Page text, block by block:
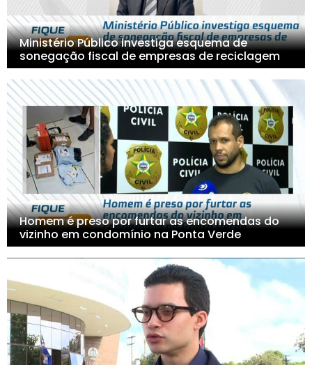
Ministério Público investiga esquema de
sonegação fiscal de empresas de reciclagem
Homem é preso por furtar as encomendas do
vizinho em condomínio na Ponta Verde